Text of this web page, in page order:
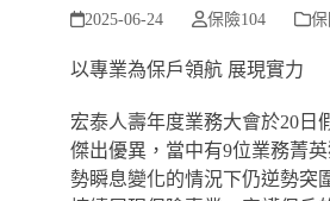
2025-06-24 保險104 保
以專業為保戶領航 展現實力
宏泰人壽年度業務大會於20日
傑出優異，當中有9位業務菁
勢瞬息變化的情況下仍逆勢突